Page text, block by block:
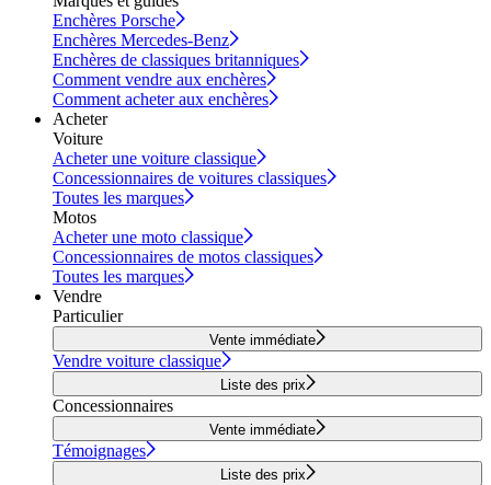
Enchères Porsche
Enchères Mercedes-Benz
Enchères de classiques britanniques
Comment vendre aux enchères
Comment acheter aux enchères
Acheter
Voiture
Acheter une voiture classique
Concessionnaires de voitures classiques
Toutes les marques
Motos
Acheter une moto classique
Concessionnaires de motos classiques
Toutes les marques
Vendre
Particulier
Vente immédiate
Vendre voiture classique
Liste des prix
Concessionnaires
Vente immédiate
Témoignages
Liste des prix